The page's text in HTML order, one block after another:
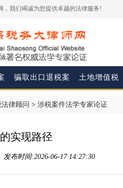
，我们竭诚为您提供卓越的法律服务!
骗取出口退税案 土地增值税
律顾问 > 涉税案件法学专家论证
实现路径
布时间:2026-06-17 14:27:30